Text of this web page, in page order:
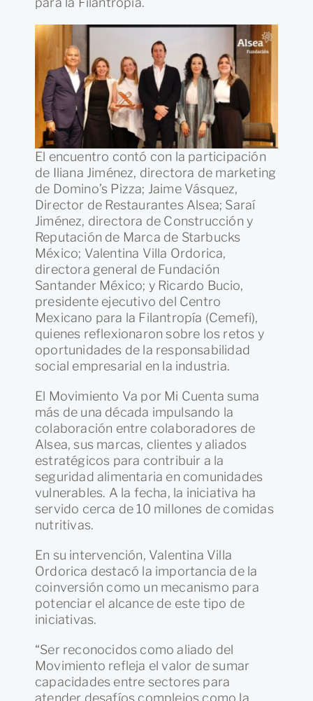
El encuentro contó con la participación
de Iliana Jiménez, directora de marketing
de Domino’s Pizza; Jaime Vásquez,
Director de Restaurantes Alsea; Saraí
Jiménez, directora de Construcción y
Reputación de Marca de Starbucks
México; Valentina Villa Ordorica,
directora general de Fundación
Santander México; y Ricardo Bucio,
presidente ejecutivo del Centro
Mexicano para la Filantropía (Cemefi),
quienes reflexionaron sobre los retos y
oportunidades de la responsabilidad
social empresarial en la industria.
El Movimiento Va por Mi Cuenta suma
más de una década impulsando la
colaboración entre colaboradores de
Alsea, sus marcas, clientes y aliados
estratégicos para contribuir a la
seguridad alimentaria en comunidades
vulnerables. A la fecha, la iniciativa ha
servido cerca de 10 millones de comidas
nutritivas.
En su intervención, Valentina Villa
Ordorica destacó la importancia de la
coinversión como un mecanismo para
potenciar el alcance de este tipo de
iniciativas.
“Ser reconocidos como aliado del
Movimiento refleja el valor de sumar
capacidades entre sectores para
atender desafíos complejos como la